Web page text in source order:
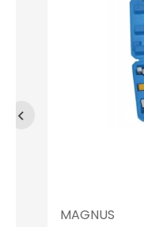
MAGNUS